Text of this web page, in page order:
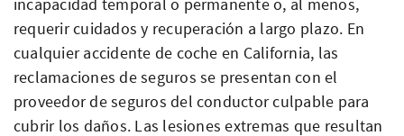
requerir cuidados y recuperación a largo plazo. En
cualquier accidente de coche en California, las
reclamaciones de seguros se presentan con el
proveedor de seguros del conductor culpable para
cubrir los daños. Las lesiones extremas que resultan